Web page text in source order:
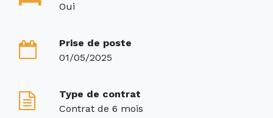
Oui
Prise de poste
01/05/2025
Type de contrat
Contrat de 6 mois